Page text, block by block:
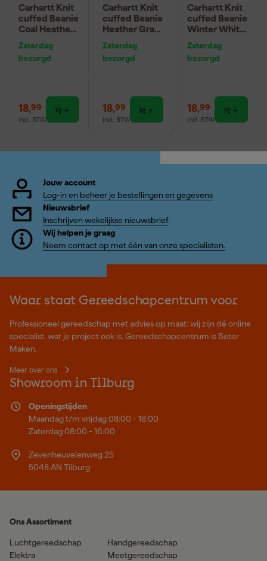
Carhartt Knit
cuffed Beanie
Coal Heather -
Zaterdag
bezorgd
18,99
incl. BTW
Carhartt Knit
cuffed Beanie
Heather Gray
Zaterdag
bezorgd
18,99
incl. BTW
Carhartt Knit
cuffed Beanie
Winter White
Zaterdag
bezorgd
18,99
incl. BTW
Jouw account
Log-in en beheer je bestellingen en gegevens
Nieuwsbrief
Inschrijven wekelijkse nieuwsbrief
Wij helpen je graag
Neem contact op met één van onze specialisten.
Waar staat Gereedschapcentrum voor
Professioneel gereedschap met advies op maat: wij zijn dé online
specialist, wat je project ook is. Gereedschapcentrum is Beter
Maken.
Meer over ons
Showroom in Tilburg
Openingstijden
Maandag t/m vrijdag 08:00 - 18:00
Zaterdag 08:00 - 16:00
Zevenheuvelenweg 25
5048 AN Tilburg
Ons Assortiment
Luchtgereedschap
Elektra
Handgereedschap
Meetgereedschap